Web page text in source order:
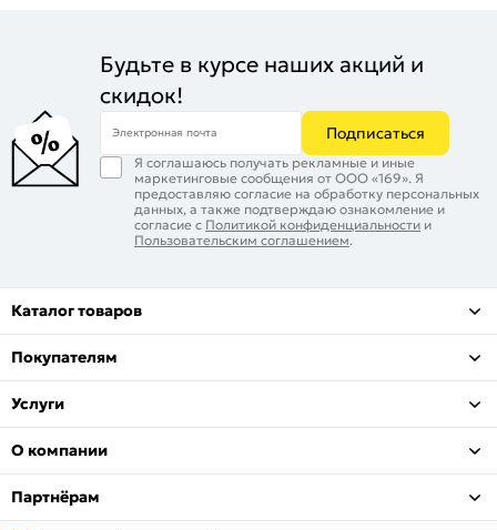
Будьте в курсе наших акций и
скидок!
Электронная почта Подписаться
Я соглашаюсь получать рекламные и иные
маркетинговые сообщения от ООО «169». Я
предоставляю согласие на обработку персональных
данных, а также подтверждаю ознакомление и
согласие с Политикой конфиденциальности и
Пользовательским соглашением.
Каталог товаров
Покупателям
Услуги
О компании
Партнёрам